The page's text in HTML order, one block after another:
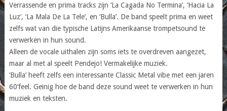
Verrassende en prima tracks zijn ‘La Cagada No Termina’, ‘Hacia La
Luz’, ‘La Mala De La Tele’, en ‘Bulla’. De band speelt prima en weet
zelfs wat van die typische Latijns Amerikaanse trompetsound te
verwerken in hun sound.
Alleen de vocale uithalen zijn soms iets te overdreven aangezet,
maar al met al speelt Pendejo! Vermakelijke muziek.
‘Bulla’ heeft zelfs een interessante Classic Metal vibe met een jaren
60’feel. Geinig hoe de band deze sound weet te verwerken in hun
muziek en teksten.